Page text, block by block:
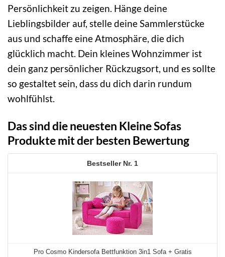
Persönlichkeit zu zeigen. Hänge deine
Lieblingsbilder auf, stelle deine Sammlerstücke
aus und schaffe eine Atmosphäre, die dich
glücklich macht. Dein kleines Wohnzimmer ist
dein ganz persönlicher Rückzugsort, und es sollte
so gestaltet sein, dass du dich darin rundum
wohlfühlst.
Das sind die neuesten Kleine Sofas
Produkte mit der besten Bewertung
1
Pro Cosmo Kindersofa Bettfunktion 3in1 Sofa + Gratis